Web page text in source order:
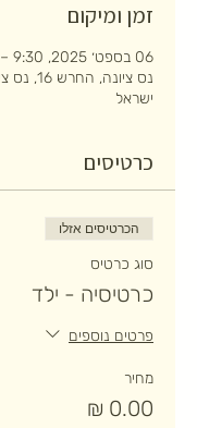
זמן ומיקום
06 בספט׳ 2025, 9:30 – 11:45
ישראל
כרטיסים
הכרטיסים אזלו
סוג כרטיס
כרטיסיה - ילד
פרטים נוספים
מחיר